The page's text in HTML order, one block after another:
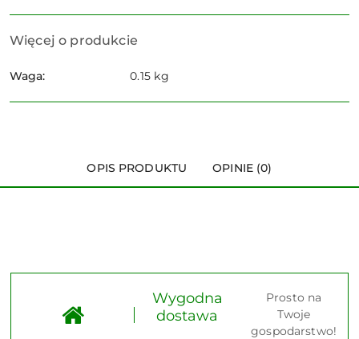
Więcej o produkcie
Waga: 0.15 kg
OPIS PRODUKTU OPINIE (0)
Wygodna
dostawa
Prosto na
Twoje
gospodarstwo!